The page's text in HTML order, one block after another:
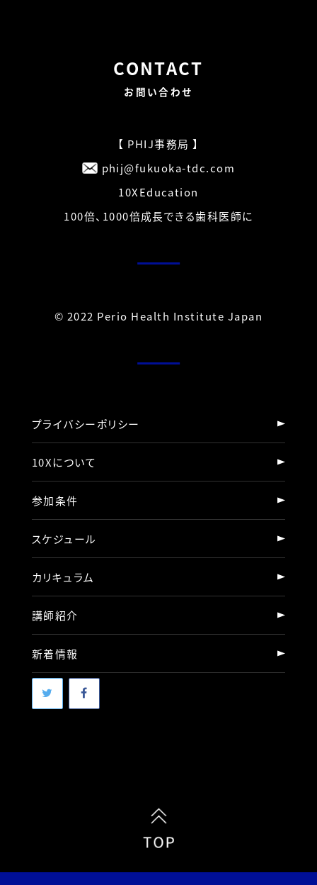
CONTACT
お問い合わせ
【 PHIJ事務局 】
phij@fukuoka-tdc.com
10XEducation
100倍、1000倍成長できる歯科医師に
© 2022 Perio Health Institute Japan
プライバシーポリシー
10Xについて
参加条件
スケジュール
カリキュラム
講師紹介
新着情報